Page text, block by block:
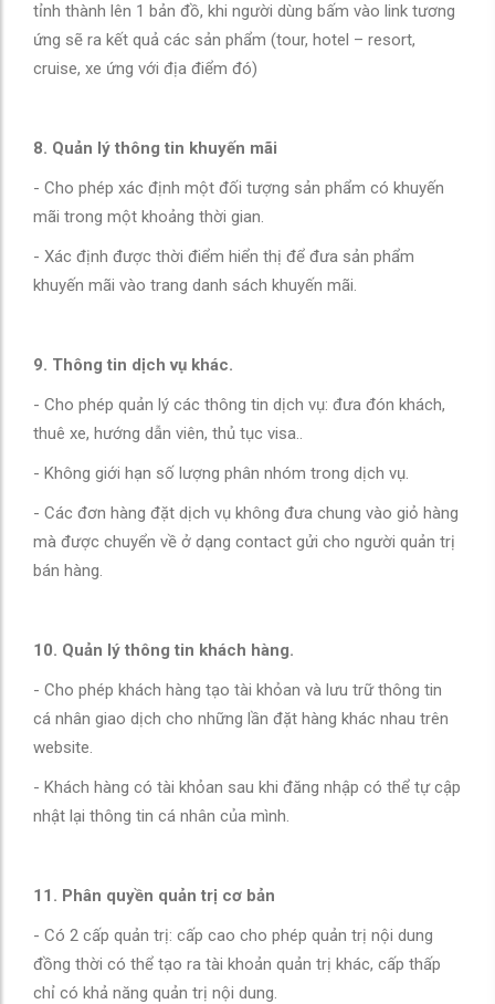
tỉnh thành lên 1 bản đồ, khi người dùng bấm vào link tương
ứng sẽ ra kết quả các sản phẩm (tour, hotel – resort,
cruise, xe ứng với địa điểm đó)
8. Quản lý thông tin khuyến mãi
- Cho phép xác định một đối tượng sản phẩm có khuyến
mãi trong một khoảng thời gian.
- Xác định được thời điểm hiển thị để đưa sản phẩm
khuyến mãi vào trang danh sách khuyến mãi.
9. Thông tin dịch vụ khác.
- Cho phép quản lý các thông tin dịch vụ: đưa đón khách,
thuê xe, hướng dẫn viên, thủ tục visa..
- Không giới hạn số lượng phân nhóm trong dịch vụ.
- Các đơn hàng đặt dịch vụ không đưa chung vào giỏ hàng
mà được chuyển về ở dạng contact gửi cho người quản trị
bán hàng.
10. Quản lý thông tin khách hàng.
- Cho phép khách hàng tạo tài khỏan và lưu trữ thông tin
cá nhân giao dịch cho những lần đặt hàng khác nhau trên
website.
- Khách hàng có tài khỏan sau khi đăng nhập có thể tự cập
nhật lại thông tin cá nhân của mình.
11. Phân quyền quản trị cơ bản
- Có 2 cấp quản trị: cấp cao cho phép quản trị nội dung
đồng thời có thể tạo ra tài khoản quản trị khác, cấp thấp
chỉ có khả năng quản trị nội dung.